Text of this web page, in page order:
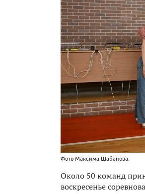
Фото Максима Шабанова.
Около 50 команд
воскресенье